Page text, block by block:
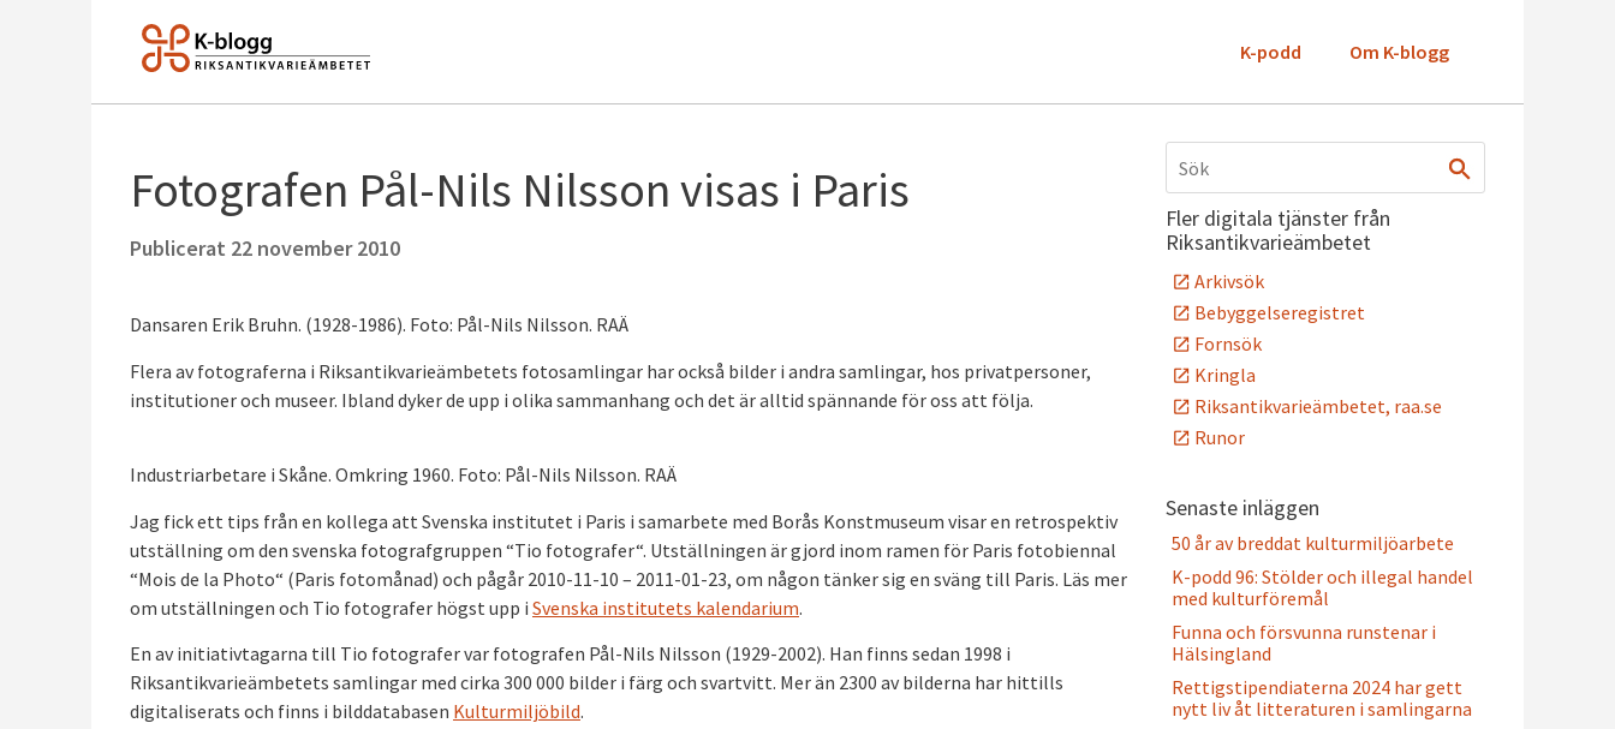
K-podd Om K-blogg
Fotografen Pål-Nils Nilsson visas i Paris
Publicerat 22 november 2010
Dansaren Erik Bruhn. (1928-1986). Foto: Pål-Nils Nilsson. RAÄ
Flera av fotograferna i Riksantikvarieämbetets fotosamlingar har också bilder i andra samlingar, hos privatpersoner,
institutioner och museer. Ibland dyker de upp i olika sammanhang och det är alltid spännande för oss att följa.
Industriarbetare i Skåne. Omkring 1960. Foto: Pål-Nils Nilsson. RAÄ
Jag fick ett tips från en kollega att Svenska institutet i Paris i samarbete med Borås Konstmuseum visar en retrospektiv
utställning om den svenska fotografgruppen “Tio fotografer“. Utställningen är gjord inom ramen för Paris fotobiennal
“Mois de la Photo“ (Paris fotomånad) och pågår 2010-11-10 – 2011-01-23, om någon tänker sig en sväng till Paris. Läs mer
om utställningen och Tio fotografer högst upp i Svenska institutets kalendarium.
En av initiativtagarna till Tio fotografer var fotografen Pål-Nils Nilsson (1929-2002). Han finns sedan 1998 i
Riksantikvarieämbetets samlingar med cirka 300 000 bilder i färg och svartvitt. Mer än 2300 av bilderna har hittills
digitaliserats och finns i bilddatabasen Kulturmiljöbild.
Fler digitala tjänster från
Riksantikvarieämbetet
Arkivsök
Bebyggelseregistret
Fornsök
Kringla
Riksantikvarieämbetet, raa.se
Runor
Senaste inläggen
50 år av breddat kulturmiljöarbete
K-podd 96: Stölder och illegal handel
med kulturföremål
Funna och försvunna runstenar i
Hälsingland
Rettigstipendiaterna 2024 har gett
nytt liv åt litteraturen i samlingarna